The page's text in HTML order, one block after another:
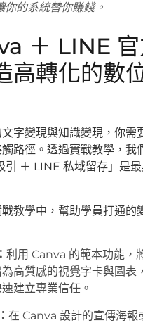
你的系統替你賺錢。
＋ LINE
高轉化的數
字變現與知識變現，你需
路徑。透過實戰教學，我
引 ＋ LINE 私域留存」是
教學中，幫助學員打通的
利用 Canva 的範本功能，
高質感的視覺字卡與圖表
建立專業信任。
在 Canva 設計的宣傳海報